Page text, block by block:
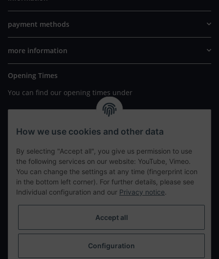
payment methods
more information
Opening Times
You can find our opening times under
https://www.wannavapor.de/Filialen
your personal site
contact details
tweet
teilen
Withdraw from contract
How we use cookies and other data
By selecting "Accept all", you give us permission to use
the following services on our website: YouTube, Vimeo.
You can change the settings at any time (fingerprint icon
in the bottom left corner). For further details, please see
Individual configuration and our Privacy notice.
Accept all
Configuration